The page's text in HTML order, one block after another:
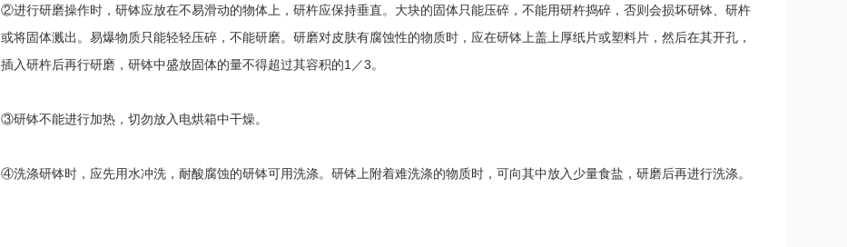
②进行研磨操作时，研钵应放在不易滑动的物体上，研杵应保持垂直。大块的固体只能压碎，不能用研杵捣碎，否则会损坏研钵、研杵
或将固体溅出。易爆物质只能轻轻压碎，不能研磨。研磨对皮肤有腐蚀性的物质时，应在研钵上盖上厚纸片或塑料片，然后在其开孔，
插入研杵后再行研磨，研钵中盛放固体的量不得超过其容积的1／3。
③研钵不能进行加热，切勿放入电烘箱中干燥。
④洗涤研钵时，应先用水冲洗，耐酸腐蚀的研钵可用洗涤。研钵上附着难洗涤的物质时，可向其中放入少量食盐，研磨后再进行洗涤。